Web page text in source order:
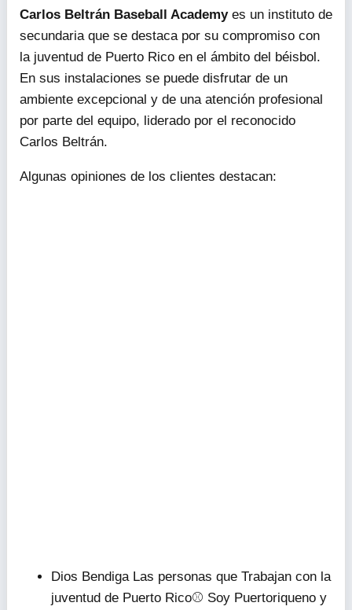
Carlos Beltrán Baseball Academyes un instituto de
secundaria que se destaca por su compromiso con
la juventud de Puerto Rico en el ámbito del béisbol.
En sus instalaciones se puede disfrutar de un
ambiente excepcional y de una atención profesional
por parte del equipo, liderado por el reconocido
Carlos Beltrán.
Algunas opiniones de los clientes destacan:
Dios Bendiga Las personas que Trabajan con la
juventud de Puerto Rico⚾️ Soy Puertoriqueno y